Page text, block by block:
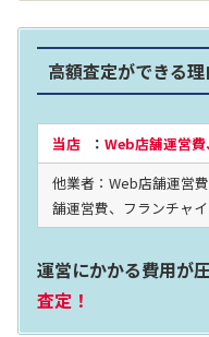
2024年12月更新
高額査定ができる理
当店： Web店舗運営
他業者：Web店舗運営
舗運営費、フランチャ
運営にかかる費用が
査定！